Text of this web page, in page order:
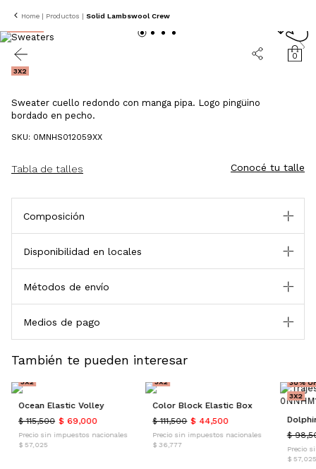
Home | Productos | Solid Lambswool Crew
0
3X2
Sweater cuello redondo con manga pipa. Logo pingüino
bordado en pecho.
SKU: 0MNHS012059XX
Tabla de talles Conocé tu talle
Composición
Disponibilidad en locales
Métodos de envío
Medios de pago
También te pueden interesar
3X2
Ocean Elastic Volley
$ 115,500 $ 69,000
Precio sin impuestos nacionales
$ 57,025
3X2
Color Block Elastic Box
$ 111,500 $ 44,500
Precio sin impuestos nacionales
$ 36,777
30%
3X2
$
Precio
$ 57,025